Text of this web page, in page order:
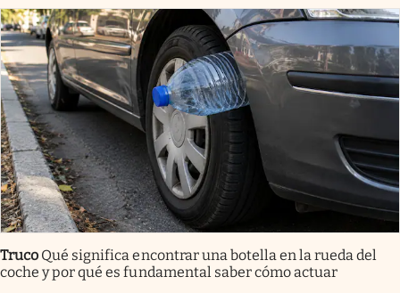
Truco Qué significa encontrar una botella en la rueda del
coche y por qué es fundamental saber cómo actuar